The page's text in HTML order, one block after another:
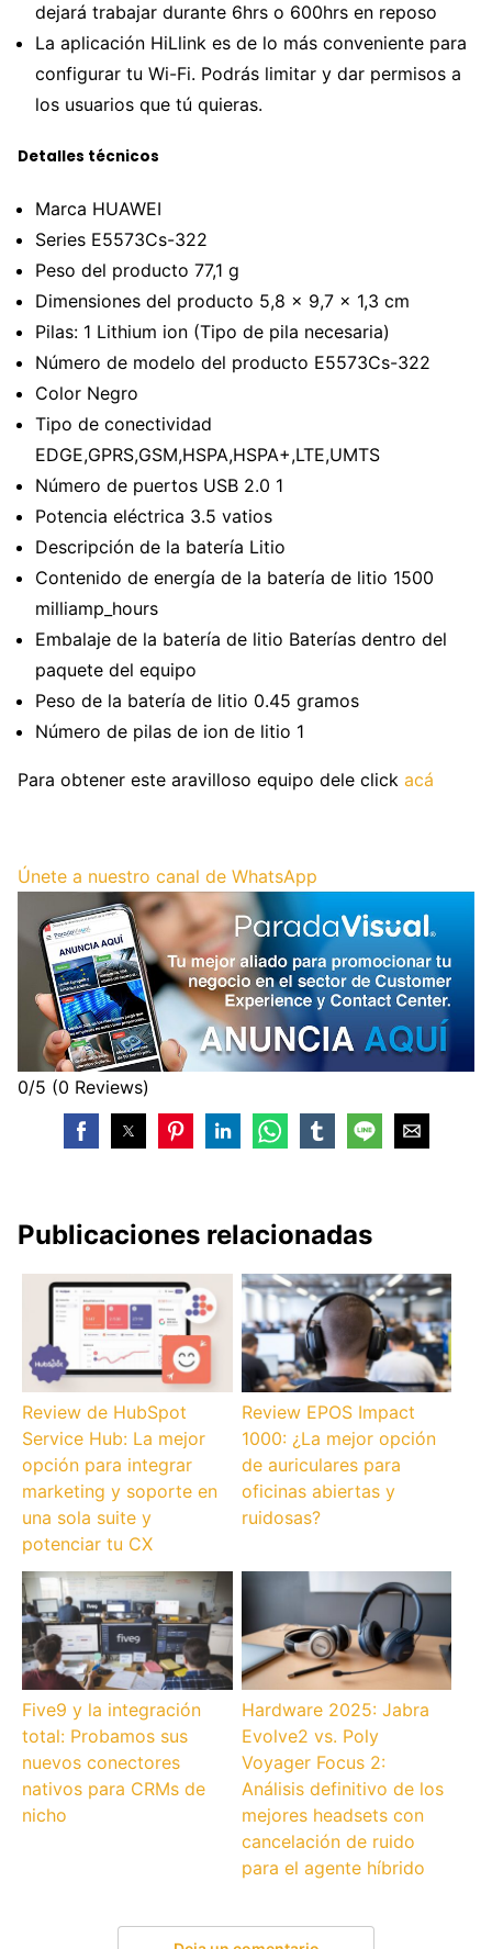
dejará trabajar durante 6hrs o 600hrs en reposo
La aplicación HiLlink es de lo más conveniente para
configurar tu Wi-Fi. Podrás limitar y dar permisos a
los usuarios que tú quieras.
Detalles técnicos
Marca HUAWEI
Series E5573Cs-322
Peso del producto 77,1 g
Dimensiones del producto 5,8 x 9,7 x 1,3 cm
Pilas: 1 Lithium ion (Tipo de pila necesaria)
Número de modelo del producto E5573Cs-322
Color Negro
Tipo de conectividad
EDGE,GPRS,GSM,HSPA,HSPA+,LTE,UMTS
Número de puertos USB 2.0 1
Potencia eléctrica 3.5 vatios
Descripción de la batería Litio
Contenido de energía de la batería de litio 1500
milliamp_hours
Embalaje de la batería de litio Baterías dentro del
paquete del equipo
Peso de la batería de litio 0.45 gramos
Número de pilas de ion de litio 1
Para obtener este aravilloso equipo dele click acá
Únete a nuestro canal de WhatsApp
0/5 (0 Reviews)
Publicaciones relacionadas
Review de HubSpot
Service Hub: La mejor
opción para integrar
marketing y soporte en
una sola suite y
potenciar tu CX
Review EPOS Impact
1000: ¿La mejor opción
de auriculares para
oficinas abiertas y
ruidosas?
Five9 y la integración
total: Probamos sus
nuevos conectores
nativos para CRMs de
nicho
Hardware 2025: Jabra
Evolve2 vs. Poly
Voyager Focus 2:
Análisis definitivo de los
mejores headsets con
cancelación de ruido
para el agente híbrido